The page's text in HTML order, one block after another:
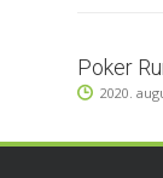
Poker
2020.